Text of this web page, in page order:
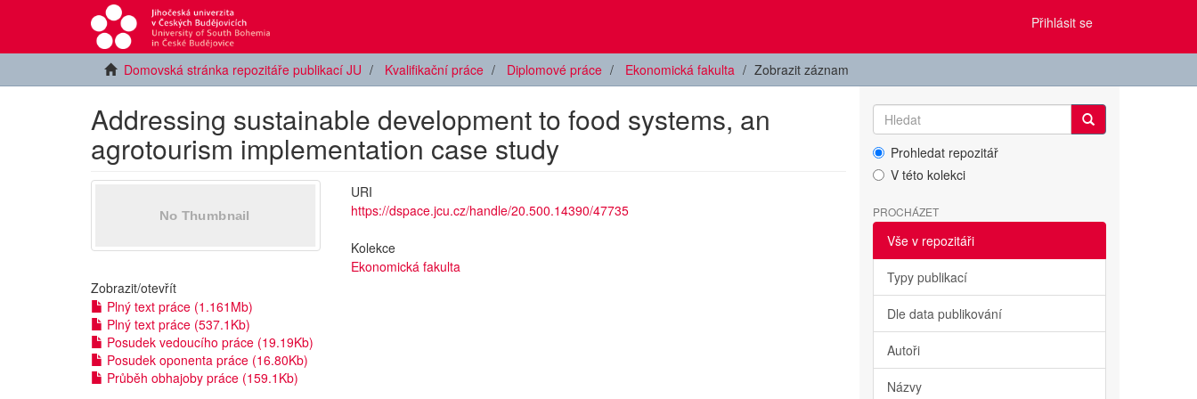
Přihlásit se
Domovská stránka repozitáře publikací JU Kvalifikační práce Diplomové práce Ekonomická fakulta Zobrazit záznam
Addressing sustainable development to food systems, an
agrotourism implementation case study
Zobrazit/otevřít
Plný text práce (1.161Mb)
Plný text práce (537.1Kb)
Posudek vedoucího práce (19.19Kb)
Posudek oponenta práce (16.80Kb)
Průběh obhajoby práce (159.1Kb)
URI
https://dspace.jcu.cz/handle/20.500.14390/47735
Kolekce
Ekonomická fakulta
Prohledat repozitář
V této kolekci
PROCHÁZET
Vše v repozitáři
Typy publikací
Dle data publikování
Autoři
Názvy